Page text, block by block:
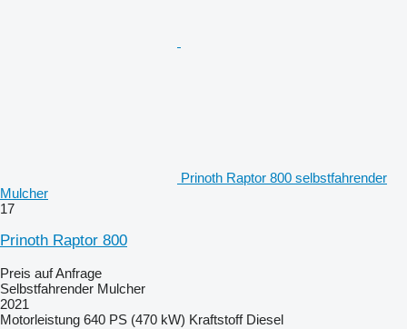
Prinoth Raptor 800 selbstfahrender
Mulcher
17
Prinoth Raptor 800
Preis auf Anfrage
Selbstfahrender Mulcher
2021
Motorleistung 640 PS (470 kW) Kraftstoff Diesel